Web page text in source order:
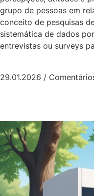
grupo de pessoas em
conceito de pesquisas
sistemática de dados
entrevistas ou surveys
29.01.2026 /